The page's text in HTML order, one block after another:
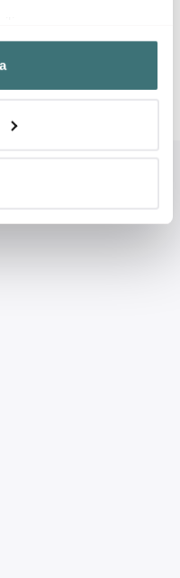
plats som
till flera meter
aktivt skanna den för
uppgifter
samtycke när som
att du tycker om. Det
trafik och göra